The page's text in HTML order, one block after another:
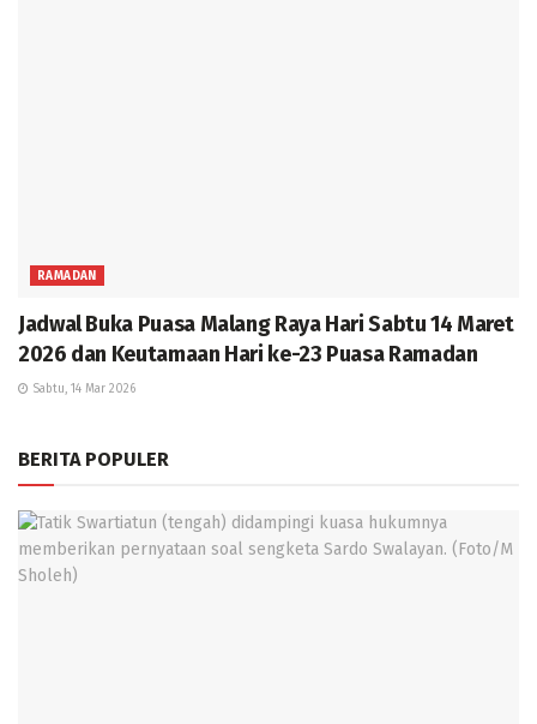
RAMADAN
Jadwal Buka Puasa Malang Raya Hari Sabtu 14 Maret
2026 dan Keutamaan Hari ke-23 Puasa Ramadan
Sabtu, 14 Mar 2026
BERITA POPULER